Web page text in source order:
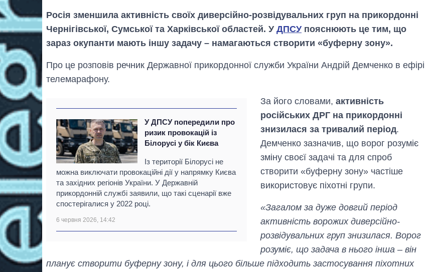
Росія зменшила активність своїх диверсійно-розвідувальних груп на прикордонні
Чернігівської, Сумської та Харківської областей. У ДПСУпояснюють це тим, що
зараз окупанти мають іншу задачу – намагаються створити «буферну зону».
Про це розповів речник Державної прикордонної служби України Андрій Демченко в ефірі
телемарафону.
У ДПСУ попередили про
ризик провокацій із
Білорусі у бік Києва
Із території Білорусі не
можна виключати провокаційні дії у напрямку Києва
та західних регіонів України. У Державній
прикордонній службі заявили, що такі сценарії вже
спостерігалися у 2022 році.
6 червня 2026, 14:42
За його словами,активність
російських ДРГ на прикордонні
знизилася за тривалий період.
Демченко зазначив, що ворог розуміє
зміну своєї задачі та для спроб
створити «буферну зону» частіше
використовує піхотні групи.
«Загалом за дуже довгий період
активність ворожих диверсійно-
розвідувальних груп знизилася. Ворог
розуміє, що задача в нього інша – він
планує створити буферну зону, і для цього більше підходить застосування піхотних
гігантів: скільки
коштують і
заробляють
OpenAI та
Anthropic